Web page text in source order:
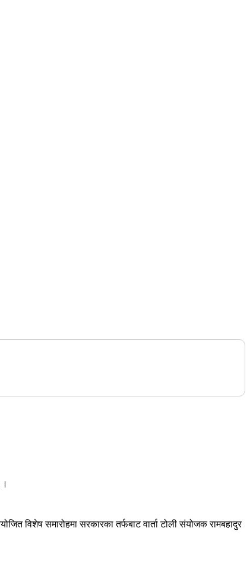
विशेष समारोहमा सरकारका तर्फबाट वार्ता टोली संयोजक रामबहादुर